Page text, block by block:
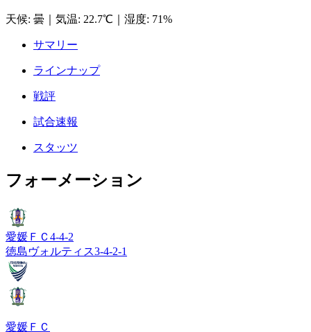
天候: 曇 気温: 22.7℃ 湿度: 71%
サマリー
ラインナップ
戦評
試合速報
スタッツ
フォーメーション
愛媛ＦＣ 4-4-2
徳島ヴォルティス3-4-2-1
愛媛ＦＣ